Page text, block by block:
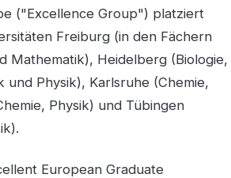
("Excellence Group") platziert
Freiburg (in den Fächern
Mathematik), Heidelberg (Biologie,
und Physik), Karlsruhe (Chemie,
Physik) und Tübingen
European Graduate